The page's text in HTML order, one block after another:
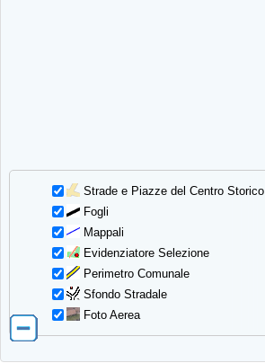
Strade e Piazze del Centro Storico
Fogli
Mappali
Evidenziatore Selezione
Perimetro Comunale
Sfondo Stradale
Foto Aerea